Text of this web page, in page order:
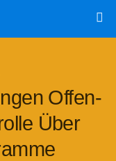
Offen­
Über